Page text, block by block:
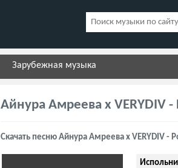
Зарубежная музыка
Айнура Амреева х VERYDIV
Скачать песню Айнура Амреева х VERYDIV -